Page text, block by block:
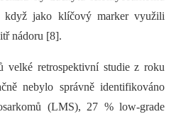
jako klíčový marker využili
nádoru [8].
velké retrospektivní studie z roku
nebylo správně identifikováno
(LMS), 27 % low-grade